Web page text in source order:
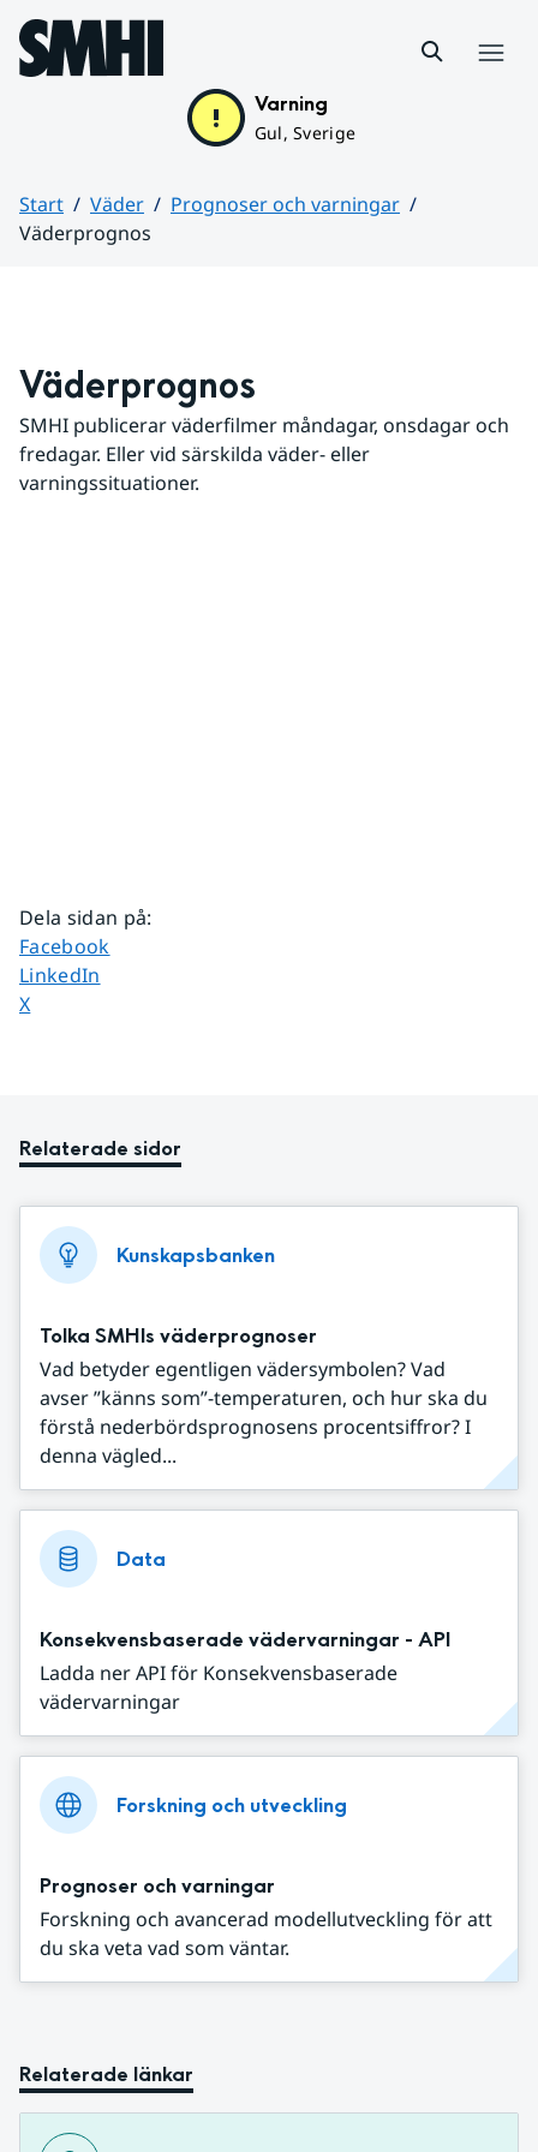
Hoppa till sidans innehåll
Varning
Gul, Sverige
Start Väder
Prognoser och varningar
Väderprognos
Väderprognos
SMHI publicerar väderfilmer måndagar, onsdagar och
fredagar. Eller vid särskilda väder- eller
varningssituationer.
Dela sidan på:
Dela sidan på
Facebook
Dela sidan på
LinkedIn
Dela sidan på
X
Relaterade sidor
Kunskapsbanken
Tolka SMHIs väderprognoser
Vad betyder egentligen vädersymbolen? Vad
avser ”känns som”-temperaturen, och hur ska du
förstå nederbördsprognosens procentsiffror? I
denna vägled...
Data
Konsekvensbaserade vädervarningar - API
Ladda ner API för Konsekvensbaserade
vädervarningar
Forskning och utveckling
Prognoser och varningar
Forskning och avancerad modellutveckling för att
du ska veta vad som väntar.
Relaterade länkar